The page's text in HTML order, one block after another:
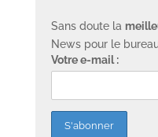
Sans doute la
News pour le
Votre e-mail :